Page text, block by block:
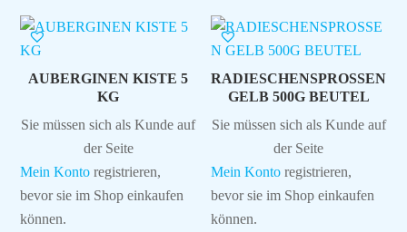
AUBERGINEN KISTE 5
KG
Sie müssen sich als Kunde auf
der Seite
Mein Konto registrieren,
bevor sie im Shop einkaufen
können.
RADIESCHENSPROSSEN
GELB 500G BEUTEL
Sie müssen sich als Kunde auf
der Seite
Mein Konto registrieren,
bevor sie im Shop einkaufen
können.